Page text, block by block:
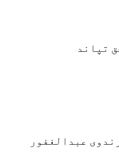
تپاند
عبدالغفور